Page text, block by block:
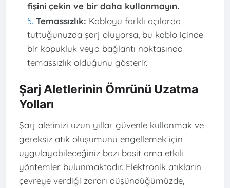
fişini çekin ve bir daha kullanmayın.
Temassızlık: Kabloyu farklı açılarda
tuttuğunuzda şarj oluyorsa, bu kablo içinde
bir kopukluk veya bağlantı noktasında
temassızlık olduğunu gösterir.
Şarj Aletlerinin Ömrünü Uzatma
Yolları
Şarj aletinizi uzun yıllar güvenle kullanmak ve
gereksiz atık oluşumunu engellemek için
uygulayabileceğiniz bazı basit ama etkili
yöntemler bulunmaktadır. Elektronik atıkların
çevreye verdiği zararı düşündüğümüzde,